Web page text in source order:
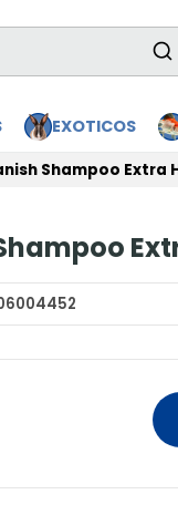
EXOTICOS
Shampoo Extra